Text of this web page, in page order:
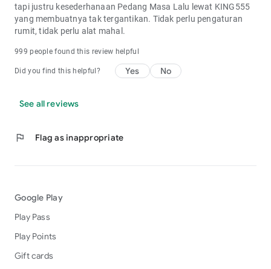
tapi justru kesederhanaan Pedang Masa Lalu lewat KING555
yang membuatnya tak tergantikan. Tidak perlu pengaturan
rumit, tidak perlu alat mahal.
999 people found this review helpful
Did you find this helpful? Yes No
See all reviews
flag Flag as inappropriate
Google Play
Play Pass
Play Points
Gift cards